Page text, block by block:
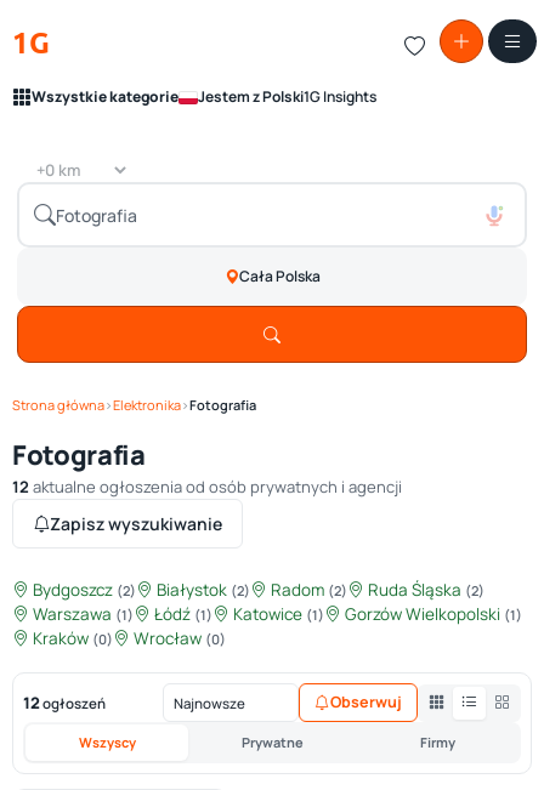
1G
Wszystkie kategorie Jestem z Polski1G Insights
Cała Polska
Strona główna›Elektronika›Fotografia
Fotografia
12 aktualne ogłoszenia od osób prywatnych i agencji
Zapisz wyszukiwanie
Bydgoszcz (2) Białystok (2) Radom (2) Ruda Śląska (2)
Warszawa (1) Łódź (1) Katowice (1) Gorzów Wielkopolski (1)
Kraków (0) Wrocław (0)
12ogłoszeń
Wszyscy Prywatne Firmy
Obserwuj